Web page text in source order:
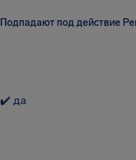
Подпадают под действие
✔️ да